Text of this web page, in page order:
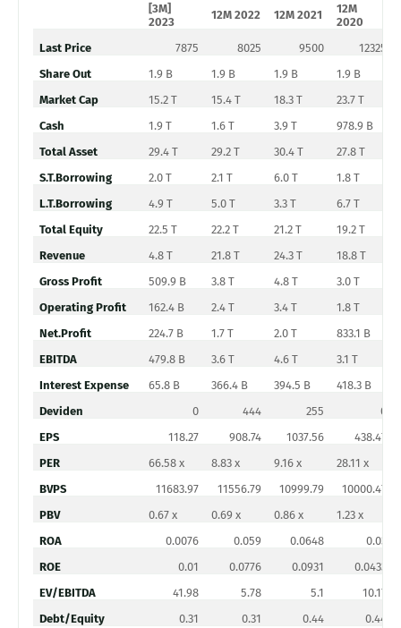
[3M]
2023
12M 2022 12M 2021
12M
2020
Last Price
7875 8025 9500
12325
Share Out
1.9 B 1.9 B 1.9 B
1.9 B
Market Cap
15.2 T 15.4 T 18.3 T
23.7 T
Cash
1.9 T 1.6 T 3.9 T
978.9 B
Total Asset
29.4 T 29.2 T 30.4 T
27.8 T
S.T.Borrowing
2.0 T 2.1 T 6.0 T
1.8 T
L.T.Borrowing
4.9 T 5.0 T 3.3 T
6.7 T
Total Equity
22.5 T 22.2 T 21.2 T
19.2 T
Revenue
4.8 T 21.8 T 24.3 T
18.8 T
Gross Profit
509.9 B 3.8 T 4.8 T
3.0 T
Operating Profit
162.4 B 2.4 T 3.4 T
1.8 T
Net.Profit
224.7 B 1.7 T 2.0 T
833.1 B
EBITDA
479.8 B 3.6 T 4.6 T
3.1 T
Interest Expense
65.8 B 366.4 B 394.5 B
418.3 B
Deviden
0 444 255
0
EPS
118.27 908.74 1037.56
438.47
PER
66.58 x 8.83 x 9.16 x
28.11 x
BVPS
11683.97 11556.79 10999.79
10000.47
PBV
0.67 x 0.69 x 0.86 x
1.23 x
ROA
0.0076 0.059 0.0648
0.03
ROE
0.01 0.0776 0.0931
0.0433
EV/EBITDA
41.98 5.78 5.1
10.17
Debt/Equity
0.31 0.31 0.44
0.44